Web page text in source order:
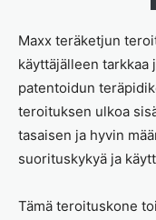
Maxx teräketjun
käyttäjälleen
patentoidun
teroituksen ulkoa
tasaisen ja hyvin
suorituskykyä ja
Tämä teroituskone